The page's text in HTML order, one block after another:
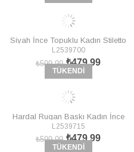
TÜKENDI
Siyah İnce Topuklu Kadın Stiletto
L253970009
L2539700
₺479,99
₺599,99
TÜKENDI
Hardal Rugan Baskı Kadın İnce
Topuklu Stiletto L253971524
L2539715
₺479,99
₺599,99